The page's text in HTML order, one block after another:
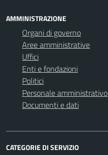
AMMINISTRAZIONE
Organi di governo
Aree amministrative
Uffici
Enti e fondazioni
Politici
Personale amministrativo
Documenti e dati
CATEGORIE DI SERVIZIO